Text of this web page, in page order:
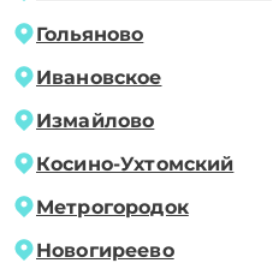
Гольяново
Ивановское
Измайлово
Косино-Ухтомский
Метрогородок
Новогиреево